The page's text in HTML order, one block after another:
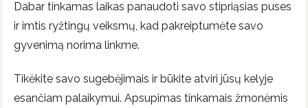
Dabar tinkamas laikas panaudoti savo stipriąsias puses
ir imtis ryžtingų veiksmų, kad pakreiptumėte savo
gyvenimą norima linkme.
Tikėkite savo sugebėjimais ir būkite atviri jūsų kelyje
esančiam palaikymui. Apsupimas tinkamais žmonėmis